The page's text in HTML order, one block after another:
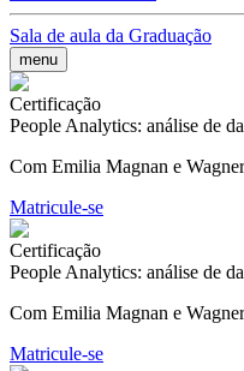
Sala de aula da Graduação
menu
Certificação
People Analytics: análise de
Com Emilia Magnan e
Matricule-se
Certificação
People Analytics: análise de
Com Emilia Magnan e
Matricule-se